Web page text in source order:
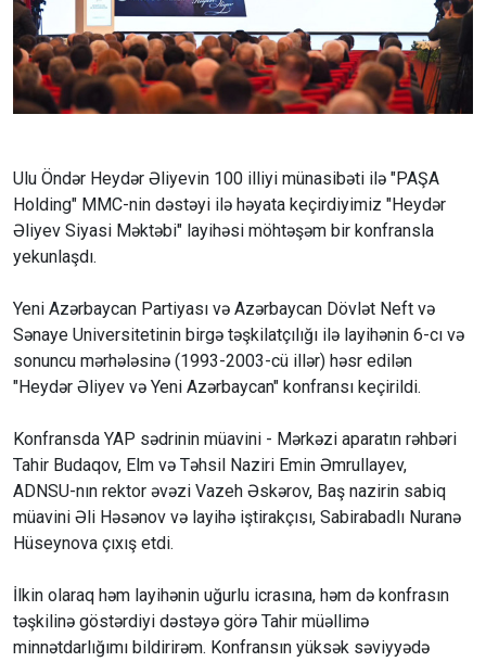
Ulu Öndər Heydər Əliyevin 100 illiyi münasibəti ilə "PAŞA
Holding" MMC-nin dəstəyi ilə həyata keçirdiyimiz "Heydər
Əliyev Siyasi Məktəbi" layihəsi möhtəşəm bir konfransla
yekunlaşdı.
Yeni Azərbaycan Partiyası və Azərbaycan Dövlət Neft və
Sənaye Universitetinin birgə təşkilatçılığı ilə layihənin 6-cı və
sonuncu mərhələsinə (1993-2003-cü illər) həsr edilən
"Heydər Əliyev və Yeni Azərbaycan" konfransı keçirildi.
Konfransda YAP sədrinin müavini - Mərkəzi aparatın rəhbəri
Tahir Budaqov, Elm və Təhsil Naziri Emin Əmrullayev,
ADNSU-nın rektor əvəzi Vazeh Əskərov, Baş nazirin sabiq
müavini Əli Həsənov və layihə iştirakçısı, Sabirabadlı Nuranə
Hüseynova çıxış etdi.
İlkin olaraq həm layihənin uğurlu icrasına, həm də konfrasın
təşkilinə göstərdiyi dəstəyə görə Tahir müəllimə
minnətdarlığımı bildirirəm. Konfransın yüksək səviyyədə